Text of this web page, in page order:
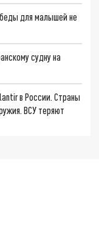
для малышей не
судну на
в России. Страны
ВСУ теряют